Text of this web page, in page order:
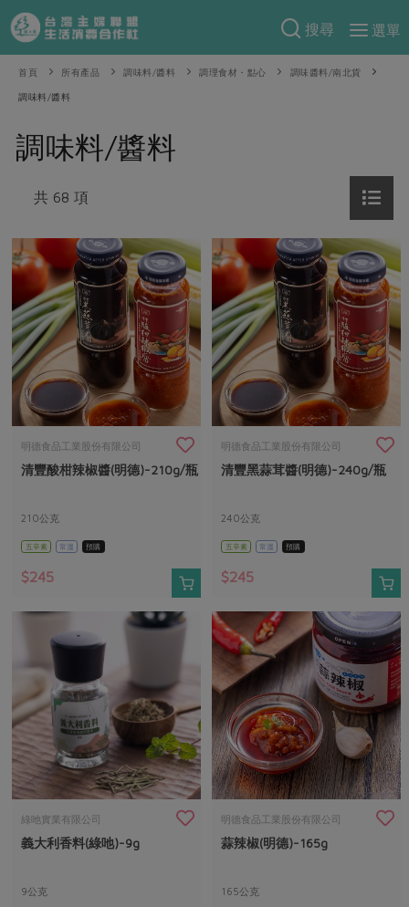
搜尋
選單
產品分類
當季蔬果
一籃菜
辛香料類
奶蛋豆・五穀
蛋 乳製品
豆製品 米麵雜糧
肉品・水產
畜產肉類 水產
水畜加工品
居家好物
美妝保養 個人清潔
家庭清潔 織品
日用品 圖書禮品
防災用品
最新產品
食譜料理
食材
米食
肉食
海鮮
常備菜
蔬食
蛋料理
料理方式
烘焙．點心
醬料
湯品．鍋物
漬物
涼拌沙拉
主題食譜
異國料理
年菜食譜
節慶大餐
特別企畫
預購活動
把最好的台灣味帶回家！
防災用品預購圓滿結束
2026年端午節預購圓滿結束
更多預購活動
當季產品
傳到心坎裡，誠心又澎派
合作25-經典快閃最後一週
主婦聯盟X樂齡網特約優惠案
30%rPET紅烏龍茶
2024農業發展計畫年度報告
更多議題活動
傳到心坎裡，誠心又澎派
綠主張
觀點文章
主婦食堂 一籃菜真心話
社內大小事 合作聯合國
產品故事 生活提案
樂齡生活 親子食育
廚房瑜伽
關注議題
廢核運動 能源議題
公益金 食農教育
更多議題
生活者e週報
綠主張月刊
關於合作社
認識合作社
關於我們
合作社組織
員工與求才
產品檢驗
檢驗報告
合作社法規
社務專區
選舉專區
最新消息
媒體報導
下載專區
重要公告
首頁 所有產品 調味料/醬料 調理食材・點心 調味醬料/南北貨
調味料/醬料
調味料/醬料
共 68 項
明德食品工業股份有限公司
清豐酸柑辣椒醬(明德)-210g/瓶
210公克
五辛素 常溫 預購
$245
明德食品工業股份有限公司
清豐黑蒜茸醬(明德)-240g/瓶
240公克
五辛素 常溫 預購
$245
綠吔實業有限公司
義大利香料(綠吔)-9g
9公克
明德食品工業股份有限公司
蒜辣椒(明德)-165g
165公克